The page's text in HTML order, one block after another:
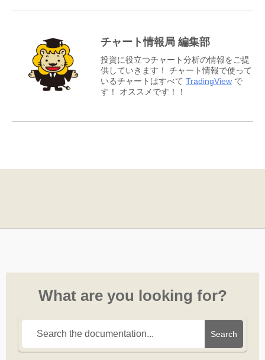
チャート情報局 編集部
投資に役立つチャート分析の情報をご提
供していきます！ チャート情報で使って
いるチャートはすべて TradingView で
す！ オススメです！！
What are you looking for?
Search